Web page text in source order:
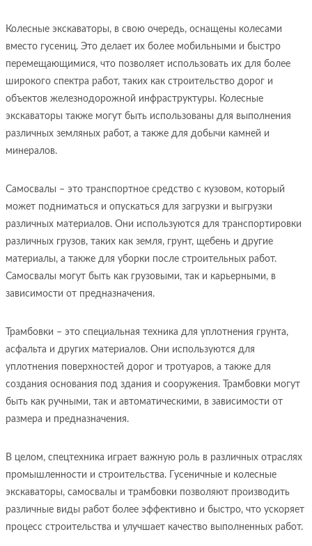
Колесные экскаваторы, в свою очередь, оснащены колесами
вместо гусениц. Это делает их более мобильными и быстро
перемещающимися, что позволяет использовать их для более
широкого спектра работ, таких как строительство дорог и
объектов железнодорожной инфраструктуры. Колесные
экскаваторы также могут быть использованы для выполнения
различных земляных работ, а также для добычи камней и
минералов.
Самосвалы – это транспортное средство с кузовом, который
может подниматься и опускаться для загрузки и выгрузки
различных материалов. Они используются для транспортировки
различных грузов, таких как земля, грунт, щебень и другие
материалы, а также для уборки после строительных работ.
Самосвалы могут быть как грузовыми, так и карьерными, в
зависимости от предназначения.
Трамбовки – это специальная техника для уплотнения грунта,
асфальта и других материалов. Они используются для
уплотнения поверхностей дорог и тротуаров, а также для
создания основания под здания и сооружения. Трамбовки могут
быть как ручными, так и автоматическими, в зависимости от
размера и предназначения.
В целом, спецтехника играет важную роль в различных отраслях
промышленности и строительства. Гусеничные и колесные
экскаваторы, самосвалы и трамбовки позволяют производить
различные виды работ более эффективно и быстро, что ускоряет
процесс строительства и улучшает качество выполненных работ.